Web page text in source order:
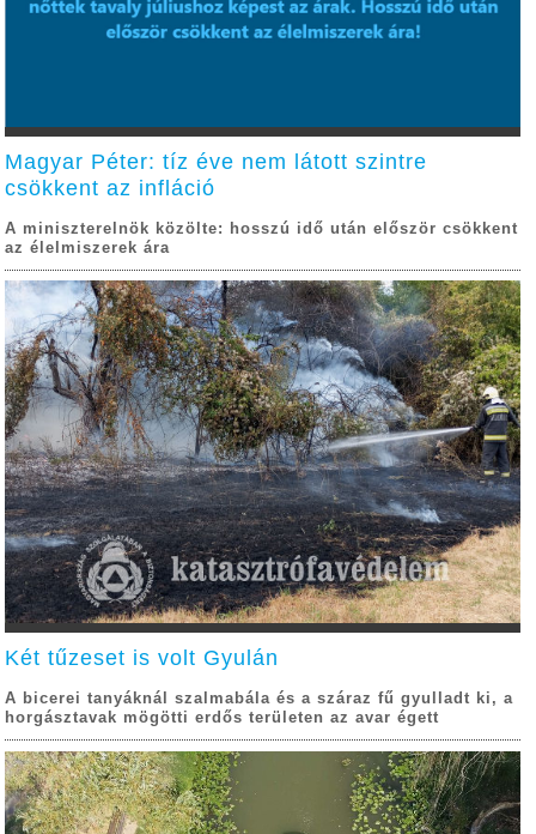
Magyar Péter: tíz éve nem látott szintre
csökkent az infláció
A miniszterelnök közölte: hosszú idő után először csökkent
az élelmiszerek ára
Két tűzeset is volt Gyulán
A bicerei tanyáknál szalmabála és a száraz fű gyulladt ki, a
horgásztavak mögötti erdős területen az avar égett